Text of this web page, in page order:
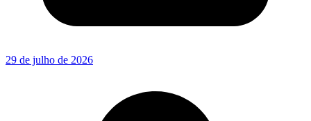
29 de julho de 2026